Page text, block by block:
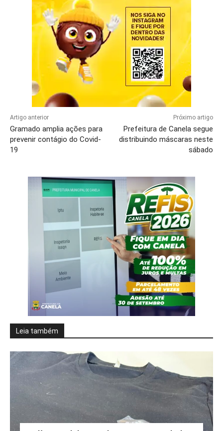
Artigo anterior
Gramado amplia ações para
prevenir contágio do Covid-
19
Próximo artigo
Prefeitura de Canela segue
distribuindo máscaras neste
sábado
Leia também